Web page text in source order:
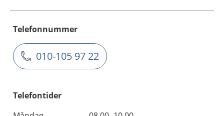
Telefonnummer
010-105 97 22
Telefontider